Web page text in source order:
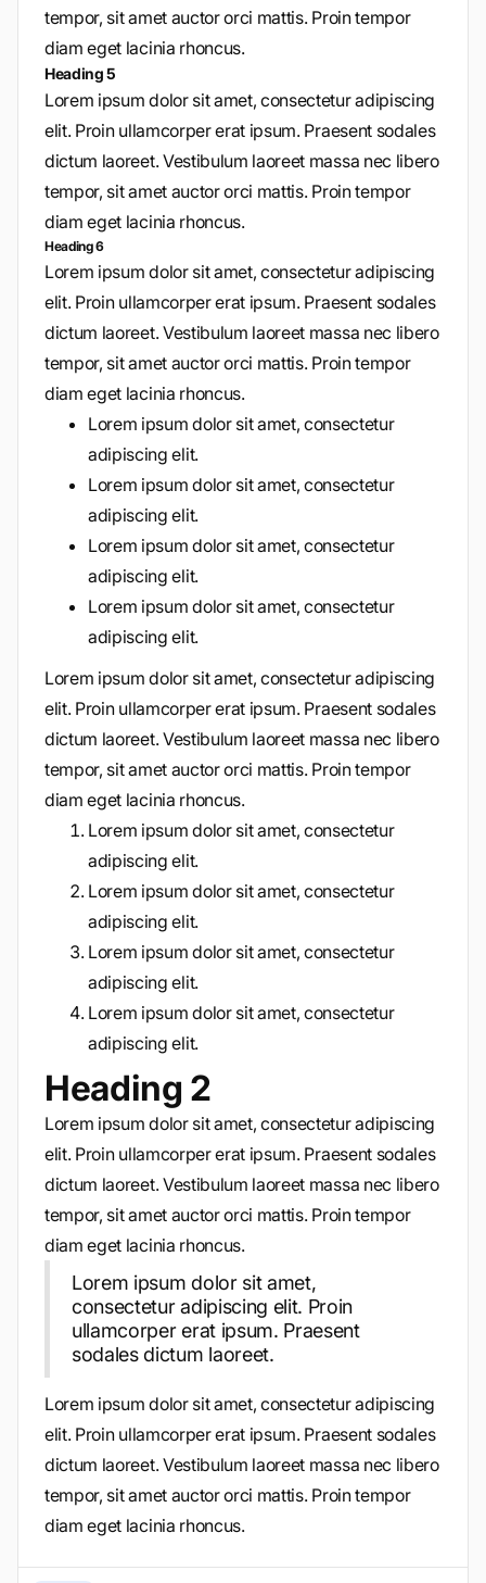
tempor, sit amet auctor orci mattis. Proin tempor
diam eget lacinia rhoncus.
Heading 5
Lorem ipsum dolor sit amet, consectetur adipiscing
elit. Proin ullamcorper erat ipsum. Praesent sodales
dictum laoreet. Vestibulum laoreet massa nec libero
tempor, sit amet auctor orci mattis. Proin tempor
diam eget lacinia rhoncus.
Heading 6
Lorem ipsum dolor sit amet, consectetur adipiscing
elit. Proin ullamcorper erat ipsum. Praesent sodales
dictum laoreet. Vestibulum laoreet massa nec libero
tempor, sit amet auctor orci mattis. Proin tempor
diam eget lacinia rhoncus.
Lorem ipsum dolor sit amet, consectetur
adipiscing elit.
Lorem ipsum dolor sit amet, consectetur
adipiscing elit.
Lorem ipsum dolor sit amet, consectetur
adipiscing elit.
Lorem ipsum dolor sit amet, consectetur
adipiscing elit.
Lorem ipsum dolor sit amet, consectetur adipiscing
elit. Proin ullamcorper erat ipsum. Praesent sodales
dictum laoreet. Vestibulum laoreet massa nec libero
tempor, sit amet auctor orci mattis. Proin tempor
diam eget lacinia rhoncus.
Lorem ipsum dolor sit amet, consectetur
adipiscing elit.
Lorem ipsum dolor sit amet, consectetur
adipiscing elit.
Lorem ipsum dolor sit amet, consectetur
adipiscing elit.
Lorem ipsum dolor sit amet, consectetur
adipiscing elit.
Heading 2
Lorem ipsum dolor sit amet, consectetur adipiscing
elit. Proin ullamcorper erat ipsum. Praesent sodales
dictum laoreet. Vestibulum laoreet massa nec libero
tempor, sit amet auctor orci mattis. Proin tempor
diam eget lacinia rhoncus.
Lorem ipsum dolor sit amet,
consectetur adipiscing elit. Proin
ullamcorper erat ipsum. Praesent
sodales dictum laoreet.
Lorem ipsum dolor sit amet, consectetur adipiscing
elit. Proin ullamcorper erat ipsum. Praesent sodales
dictum laoreet. Vestibulum laoreet massa nec libero
tempor, sit amet auctor orci mattis. Proin tempor
diam eget lacinia rhoncus.